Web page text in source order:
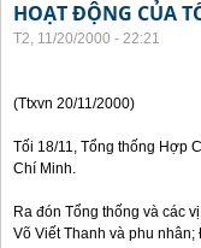
HOẠT ĐỘNG CỦA
T2, 11/20/2000 - 22:21
(Ttxvn 20/11/2000)
Tối 18/11, Tổng thống Hợp
Chí Minh.
Ra đón Tổng thống và các
Võ Viết Thanh và phu